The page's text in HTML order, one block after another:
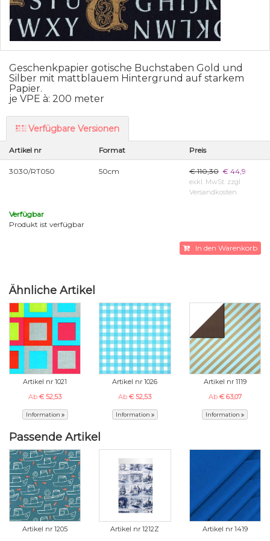
Geschenkpapier gotische Buchstaben Gold und
Silber mit mattblauem Hintergrund auf starkem
Papier.
je VPE à: 200 meter
Verfügbare Versionen
Artikel nr Format Preis
3030/RT050 50cm € 110,30 € 44,9
exkl. MwSt. zzgl
Versandkosten
Verfügbar
Produkt ist verfügbar
In den Warenkorb
Ähnliche Artikel
Artikel nr 1021
Ab€ 52,53
Information
Artikel nr 1026
Ab€ 52,53
Information
Artikel nr 1119
Ab € 63,07
Information
Passende Artikel
Artikel nr 1205
Artikel nr 1212Z
Artikel nr 1419